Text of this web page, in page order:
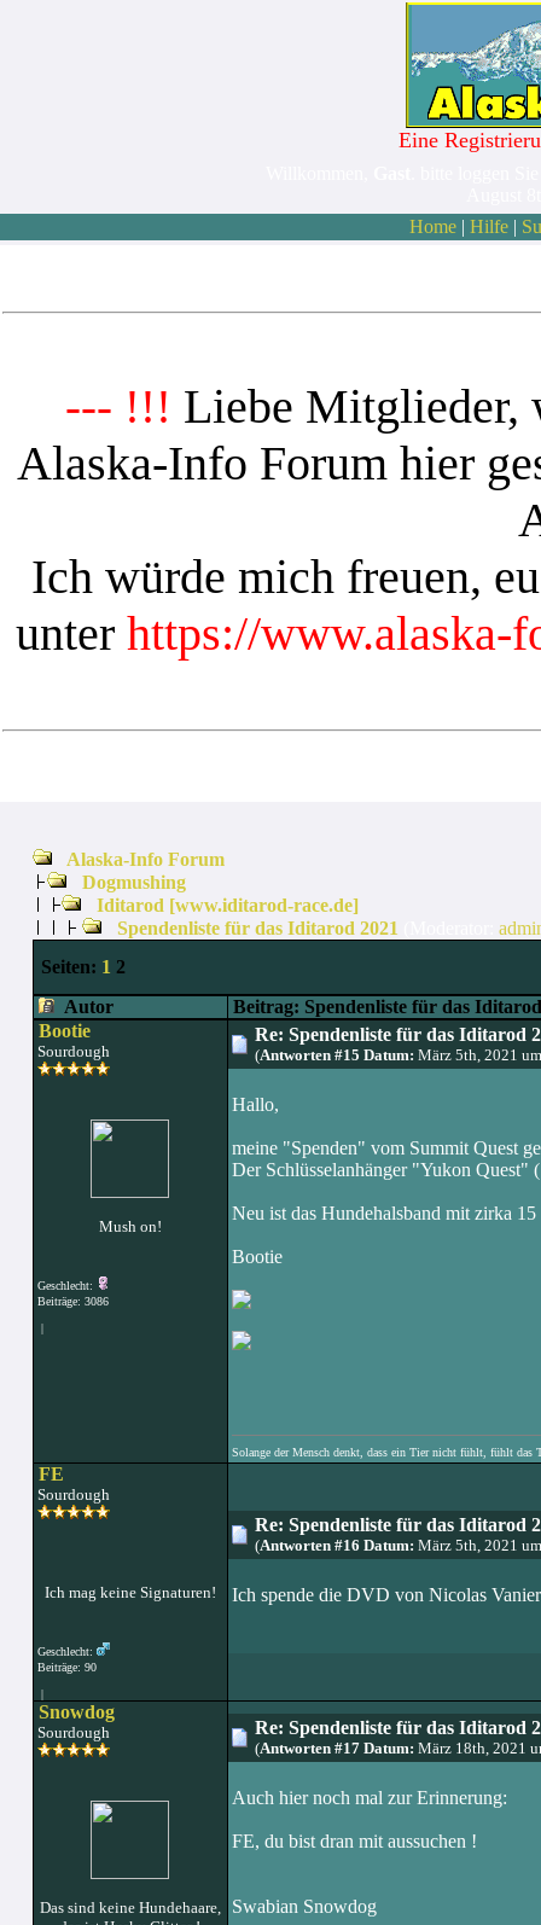
Eine
Home| Hilfe|
--- !!! Liebe Mitglieder,
Alaska-Info Forum hier
Ich würde mich freuen,
unter https://www.alaska-
Alaska-Info Forum
Dogmushing
Iditarod [www.iditarod-race.de]
Spendenliste für das Iditarod 2021
Seiten: 1 2
Autor
Beitrag: Spendenliste für das
Bootie
Sourdough
Mush on!
Geschlecht:
Beiträge: 3086
|
Re: Spendenliste für das Iditarod
(Antworten #15 Datum: März 5th, 2021
Hallo,
meine "Spenden" vom Summit Quest
Der Schlüsselanhänger "Yukon Quest"
Neu ist das Hundehalsband mit zirka 15
Bootie
Solange der Mensch denkt, dass ein Tier nicht fühlt, fühlt das
FE
Sourdough
Ich mag keine Signaturen!
Geschlecht:
Beiträge: 90
|
Re: Spendenliste für das Iditarod
(Antworten #16 Datum: März 5th, 2021
Ich spende die DVD von Nicolas
Snowdog
Sourdough
Das sind keine Hundehaare,
Re: Spendenliste für das Iditarod
(Antworten #17 Datum: März 18th, 2021
Auch hier noch mal zur Erinnerung:
FE, du bist dran mit aussuchen !
Swabian Snowdog